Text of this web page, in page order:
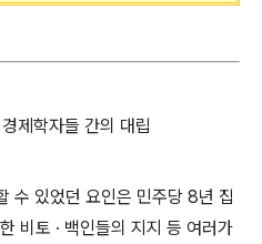
제학자들 간의 대립
수 있었던 요인은 민주당 8년 집
비토 · 백인들의 지지 등 여러가